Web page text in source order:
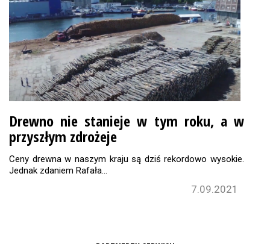
Drewno nie stanieje w tym roku, a w
przyszłym zdrożeje
Ceny drewna w naszym kraju są dziś rekordowo wysokie.
Jednak zdaniem Rafała…
7.09.2021